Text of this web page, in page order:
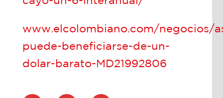
www.elcolombiano.com/negocios/
puede-beneficiarse-de-un-
dolar-barato-MD21992806